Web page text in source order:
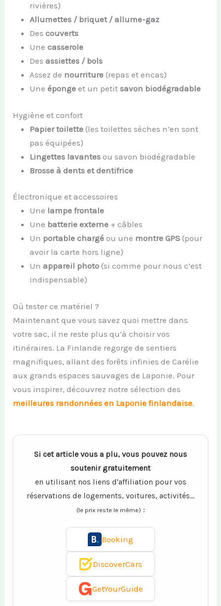
rivières)
Allumettes / briquet / allume-gaz
Descouverts
Unecasserole
Desassiettes / bols
Assez de nourriture (repas et encas)
Uneéponge et un petitsavon biodégradable
Hygiène et confort
Papier toilette (les toilettes sèches n’en sont
pas équipées)
Lingettes lavantes ou savon biodégradable
Brosse à dents et dentifrice
Électronique et accessoires
Une lampe frontale
Une batterie externe + câbles
Un portable chargé ou une montre GPS (pour
avoir la carte hors ligne)
Unappareil photo (si comme pour nous c’est
indispensable)
Où tester ce matériel ?
Maintenant que vous savez quoi mettre dans
votre sac, il ne reste plus qu’à choisir vos
itinéraires. La Finlande regorge de sentiers
magnifiques, allant des forêts infinies de Carélie
aux grands espaces sauvages de Laponie. Pour
vous inspirer, découvrez notre sélection des
meilleures randonnées en Laponie finlandaise.
Si cet article vous a plu, vous pouvez nous
soutenir gratuitement
en utilisant nos liens d'affiliation pour vos
réservations de logements, voitures, activités...
(le prix reste le même) :
Booking
DiscoverCars
GetYourGuide